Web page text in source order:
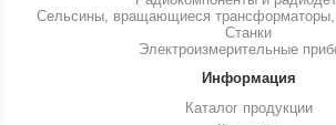
Сельсины, вращающиеся трансформаторы,
Станки
Электроизмерительные
Информация
Каталог продукции